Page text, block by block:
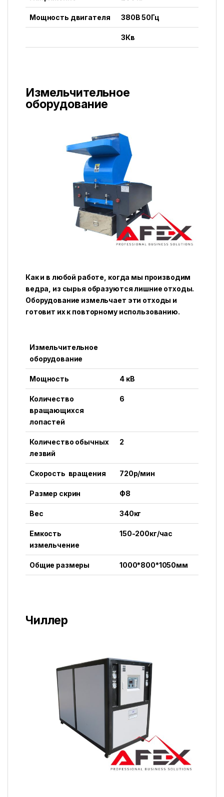
Мощность двигателя 380В 50Гц
3Кв
Измельчительное
оборудование
Как и в любой работе, когда мы производим
ведра, из сырья образуются лишние отходы.
Оборудование измельчает эти отходы и
готовит их к повторному использованию.
Измельчительное
оборудование
Мощность 4 кВ
Количество
вращающихся
лопастей
6
Количество обычных
лезвий
2
Скорость вращения 720р/мин
Размер скрин Ф8
Вес 340кг
Емкость
измельчение
150-200кг/час
Общие размеры 1000*800*1050мм
Чиллер